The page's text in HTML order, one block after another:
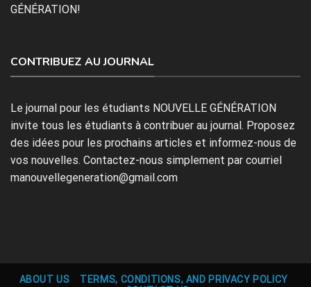
GÉNÉRATION!
CONTRIBUEZ AU JOURNAL
Le journal pour les étudiants NOUVELLE GÉNÉRATION
invite tous les étudiants à contribuer au journal. Proposez
des idées pour les prochains articles et informez-nous de
vos nouvelles. Contactez-nous simplement par courriel
manouvellegeneration@gmail.com
ABOUT US
TERMS, CONDITIONS, AND PRIVACY POLICY